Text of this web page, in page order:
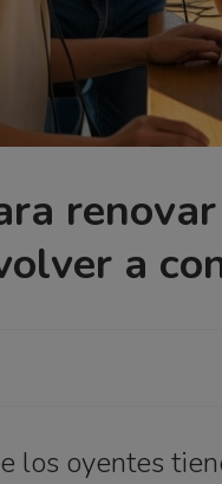
a
los oyentes